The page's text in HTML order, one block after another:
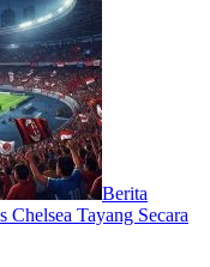
Berita
Tayang Secara